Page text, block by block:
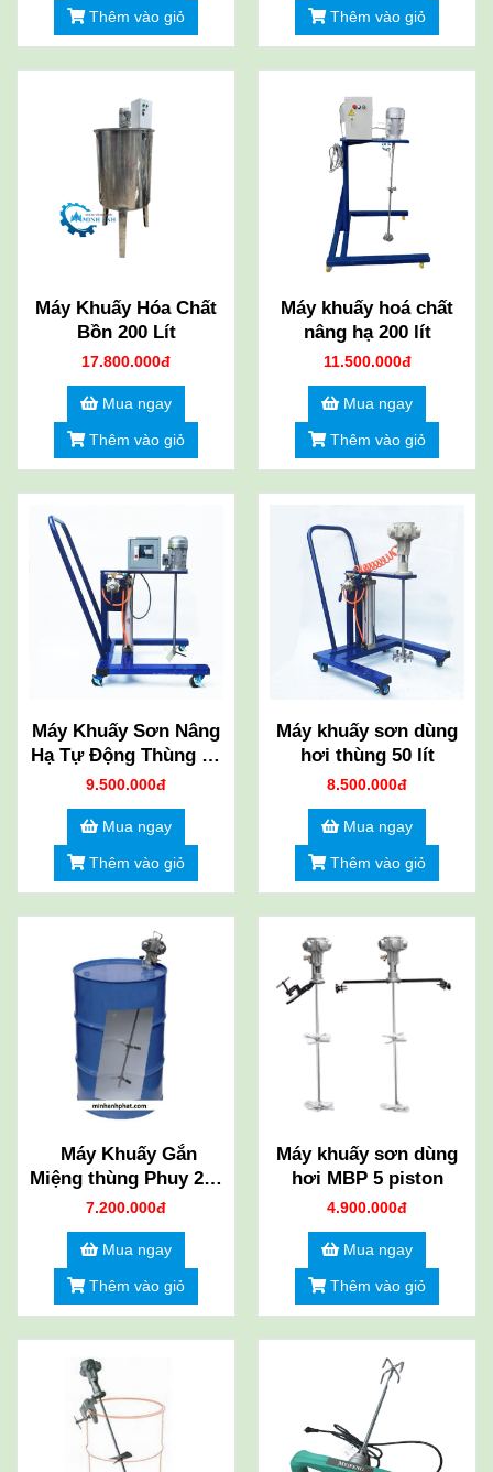
Thêm vào giỏ Thêm vào giỏ
Máy Khuấy Hóa Chất
Bồn 200 Lít
17.800.000đ
Mua ngay
Thêm vào giỏ
Máy khuấy hoá chất
nâng hạ 200 lít
11.500.000đ
Mua ngay
Thêm vào giỏ
Máy Khuấy Sơn Nâng
Hạ Tự Động Thùng 20
Lít
9.500.000đ
Mua ngay
Thêm vào giỏ
Máy khuấy sơn dùng
hơi thùng 50 lít
8.500.000đ
Mua ngay
Thêm vào giỏ
Máy Khuấy Gắn
Miệng thùng Phuy 200
Lít
7.200.000đ
Mua ngay
Thêm vào giỏ
Máy khuấy sơn dùng
hơi MBP 5 piston
4.900.000đ
Mua ngay
Thêm vào giỏ